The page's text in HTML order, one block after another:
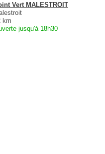
Vert MALESTROIT
km
jusqu'à 18h30